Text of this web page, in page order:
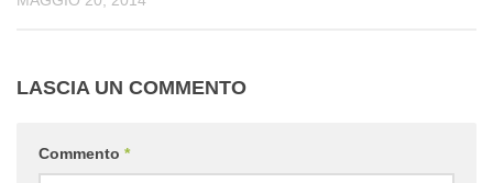
LASCIA UN COMMENTO
Commento *